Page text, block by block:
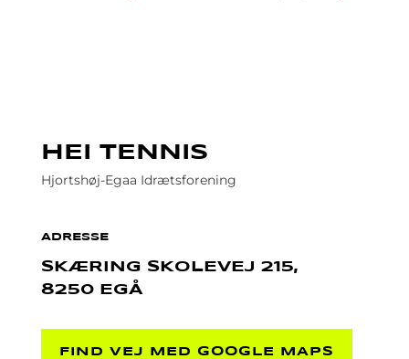
HEI TENNIS
Hjortshøj-Egaa Idrætsforening
ADRESSE
SKÆRING SKOLEVEJ 215,
8250 EGÅ
FIND VEJ MED GOOGLE MAPS